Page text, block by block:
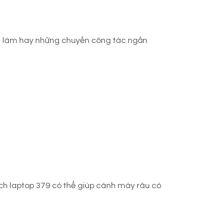
hay những chuyến công tác ngắn
laptop 379 có thể giúp cánh mày râu có